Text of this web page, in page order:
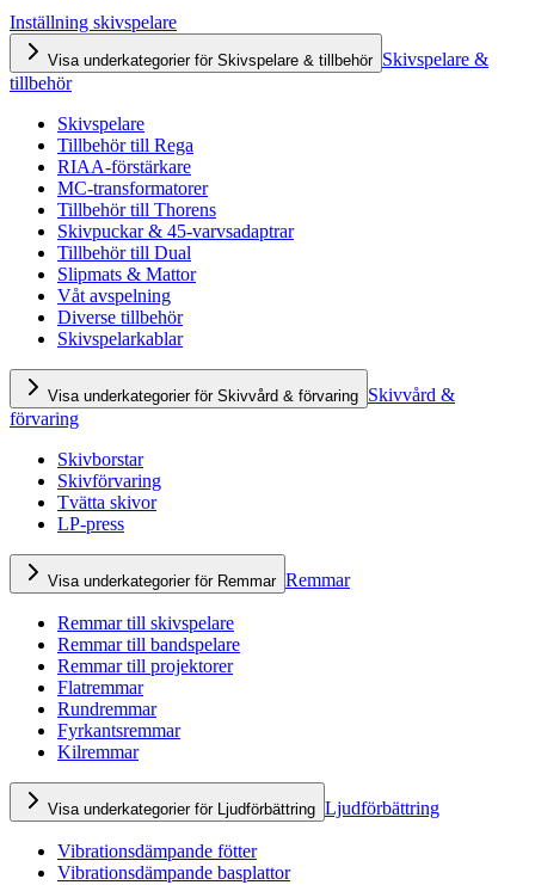
Inställning skivspelare
Visa underkategorier för Skivspelare & tillbehör Skivspelare &
tillbehör
Skivspelare
Tillbehör till Rega
RIAA-förstärkare
MC-transformatorer
Tillbehör till Thorens
Skivpuckar & 45-varvsadaptrar
Tillbehör till Dual
Slipmats & Mattor
Våt avspelning
Diverse tillbehör
Skivspelarkablar
Visa underkategorier för Skivvård & förvaring Skivvård &
förvaring
Skivborstar
Skivförvaring
Tvätta skivor
LP-press
Visa underkategorier för Remmar Remmar
Remmar till skivspelare
Remmar till bandspelare
Remmar till projektorer
Flatremmar
Rundremmar
Fyrkantsremmar
Kilremmar
Visa underkategorier för Ljudförbättring Ljudförbättring
Vibrationsdämpande fötter
Vibrationsdämpande basplattor